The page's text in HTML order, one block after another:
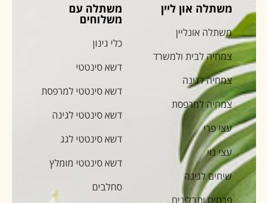
משתלה און ליין
משתלה אונליין
צמחיה לבית ולמשרד
צמחיה לגינה
צמחיה למרפסת
עצי פרי
עצי נוי
שיחים לגינה
פרחים ותבלינים
משתלה עם
משלוחים
כלי גינון
דשא סינטטי
דשא סינטטי למרפסת
דשא סינטטי לגינה
דשא סינטטי לגג
דשא סינטטי מומלץ
סחלבים